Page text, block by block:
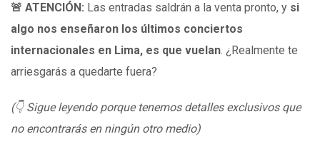
🚨 ATENCIÓN: Las entradas saldrán a la venta pronto, y si
algo nos enseñaron los últimos conciertos
internacionales en Lima, es que vuelan. ¿Realmente te
arriesgarás a quedarte fuera?
(👇 Sigue leyendo porque tenemos detalles exclusivos que
no encontrarás en ningún otro medio)